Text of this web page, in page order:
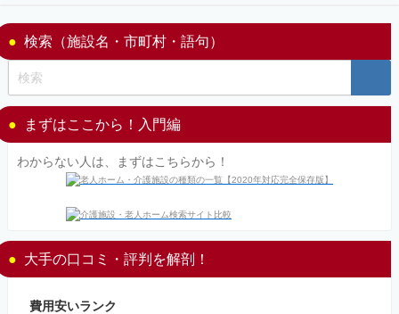
検索（施設名・市町村・語句）
まずはここから！入門編
わからない人は、まずはこちらから！
大手の口コミ・評判を解剖！
費用安いランク